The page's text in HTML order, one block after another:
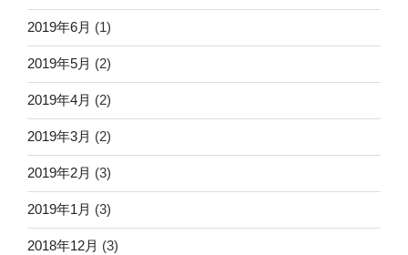
2019年6月 (1)
2019年5月 (2)
2019年4月 (2)
2019年3月 (2)
2019年2月 (3)
2019年1月 (3)
2018年12月 (3)